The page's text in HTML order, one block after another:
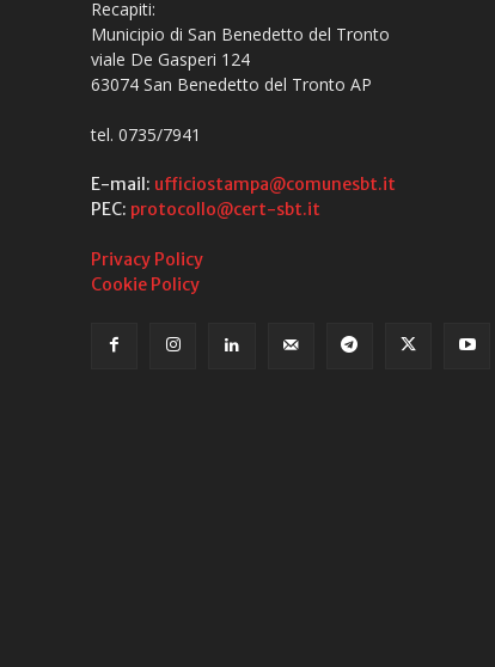
Recapiti:
Municipio di San Benedetto del Tronto
viale De Gasperi 124
63074 San Benedetto del Tronto AP
tel. 0735/7941
E-mail: ufficiostampa@comunesbt.it
PEC: protocollo@cert-sbt.it
Privacy Policy
Cookie Policy